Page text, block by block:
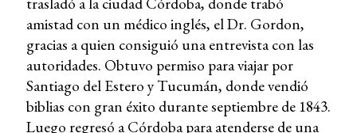
amistad con un médico inglés, el Dr. Gordon,
gracias a quien consiguió una entrevista con las
autoridades. Obtuvo permiso para viajar por
Santiago del Estero y Tucumán, donde vendió
biblias con gran éxito durante septiembre de 1843.
Luego regresó a Córdoba para atenderse de una